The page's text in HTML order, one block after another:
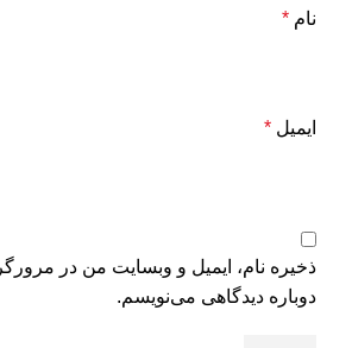
نام *
ایمیل *
ذخیره نام، ایمیل و وبسایت من در
دوباره دیدگاهی می‌نویسم.